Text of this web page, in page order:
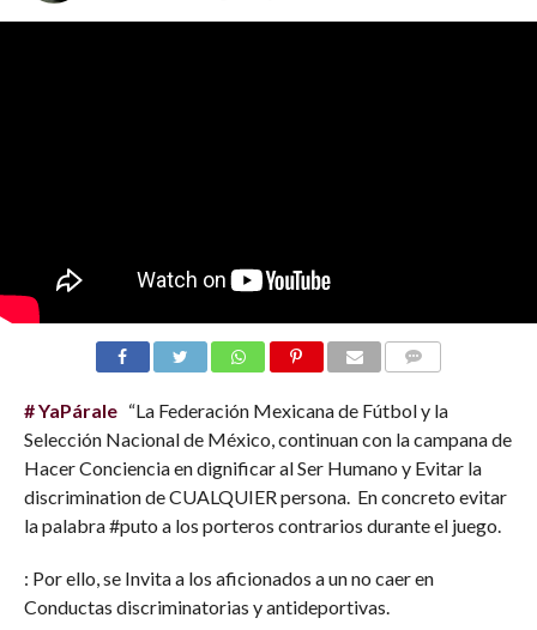
# YaPárale“La Federación Mexicana de Fútbol y la
Selección Nacional de México, continuan con la campana de
Hacer Conciencia en dignificar al Ser Humano y Evitar la
discrimination de CUALQUIER persona. En concreto evitar
la palabra #puto a los porteros contrarios durante el juego.
: Por ello, se Invita a los aficionados a un no caer en
Conductas discriminatorias y antideportivas.